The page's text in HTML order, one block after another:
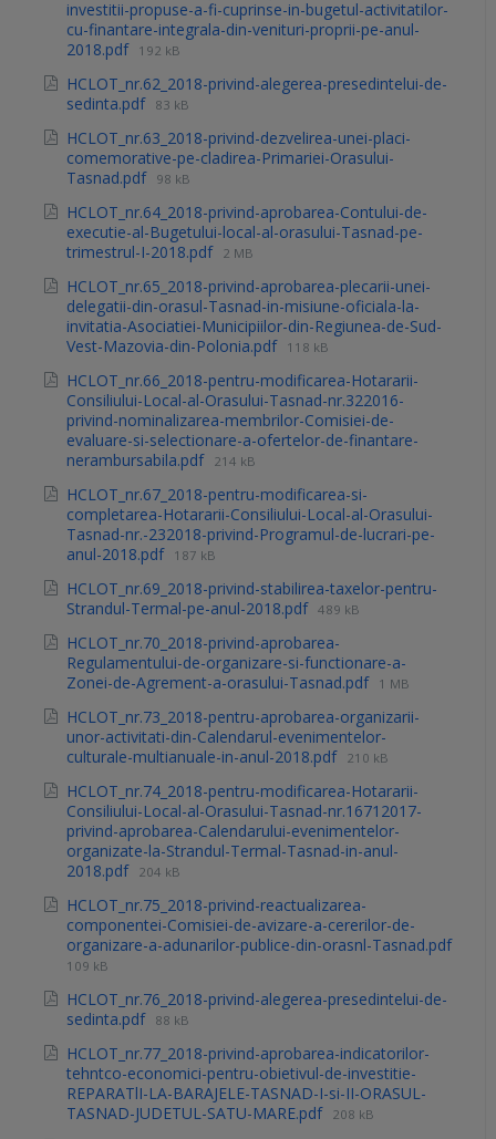
investitii-propuse-a-fi-cuprinse-in-bugetul-activitatilor-
cu-finantare-integrala-din-venituri-proprii-pe-anul-
2018.pdf 192 kB
HCLOT_nr.62_2018-privind-alegerea-presedintelui-de-
sedinta.pdf 83 kB
HCLOT_nr.63_2018-privind-dezvelirea-unei-placi-
comemorative-pe-cladirea-Primariei-Orasului-
Tasnad.pdf 98 kB
HCLOT_nr.64_2018-privind-aprobarea-Contului-de-
executie-al-Bugetului-local-al-orasului-Tasnad-pe-
trimestrul-I-2018.pdf 2 MB
HCLOT_nr.65_2018-privind-aprobarea-plecarii-unei-
delegatii-din-orasul-Tasnad-in-misiune-oficiala-la-
invitatia-Asociatiei-Municipiilor-din-Regiunea-de-Sud-
Vest-Mazovia-din-Polonia.pdf 118 kB
HCLOT_nr.66_2018-pentru-modificarea-Hotararii-
Consiliului-Local-al-Orasului-Tasnad-nr.322016-
privind-nominalizarea-membrilor-Comisiei-de-
evaluare-si-selectionare-a-ofertelor-de-finantare-
nerambursabila.pdf 214 kB
HCLOT_nr.67_2018-pentru-modificarea-si-
completarea-Hotararii-Consiliului-Local-al-Orasului-
Tasnad-nr.-232018-privind-Programul-de-lucrari-pe-
anul-2018.pdf 187 kB
HCLOT_nr.69_2018-privind-stabilirea-taxelor-pentru-
Strandul-Termal-pe-anul-2018.pdf 489 kB
HCLOT_nr.70_2018-privind-aprobarea-
Regulamentului-de-organizare-si-functionare-a-
Zonei-de-Agrement-a-orasului-Tasnad.pdf 1 MB
HCLOT_nr.73_2018-pentru-aprobarea-organizarii-
unor-activitati-din-Calendarul-evenimentelor-
culturale-multianuale-in-anul-2018.pdf 210 kB
HCLOT_nr.74_2018-pentru-modificarea-Hotararii-
Consiliului-Local-al-Orasului-Tasnad-nr.16712017-
privind-aprobarea-Calendarului-evenimentelor-
organizate-la-Strandul-Termal-Tasnad-in-anul-
2018.pdf 204 kB
HCLOT_nr.75_2018-privind-reactualizarea-
componentei-Comisiei-de-avizare-a-cererilor-de-
organizare-a-adunarilor-publice-din-orasnl-Tasnad.pdf
109 kB
HCLOT_nr.76_2018-privind-alegerea-presedintelui-de-
sedinta.pdf 88 kB
HCLOT_nr.77_2018-privind-aprobarea-indicatorilor-
tehntco-economici-pentru-obietivul-de-investitie-
REPARATlI-LA-BARAJELE-TASNAD-I-si-II-ORASUL-
TASNAD-JUDETUL-SATU-MARE.pdf 208 kB